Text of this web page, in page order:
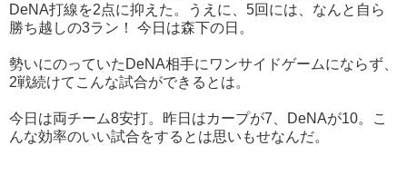
DeNA打線を2点に抑えた。うえに、5回には、なんと自ら
勝ち越しの3ラン！ 今日は森下の日。
勢いにのっていたDeNA相手にワンサイドゲームにならず、
2戦続けてこんな試合ができるとは。
今日は両チーム8安打。昨日はカープが7、DeNAが10。こ
んな効率のいい試合をするとは思いもせなんだ。